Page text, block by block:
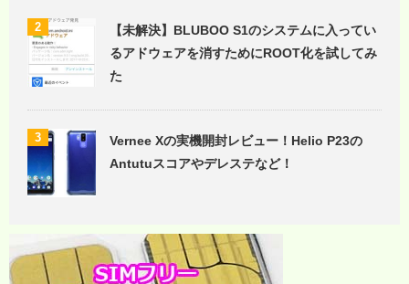
2
【未解決】BLUBOO S1のシステムに入ってい
るアドウェアを消すためにROOT化を試してみ
た
3
Vernee Xの実機開封レビュー！Helio P23の
Antutuスコアやデレステなど！